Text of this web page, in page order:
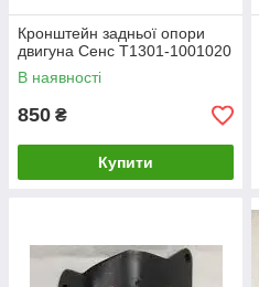
Кронштейн задньої опори
двигуна Сенс Т1301-1001020
В наявності
850 ₴
Купити